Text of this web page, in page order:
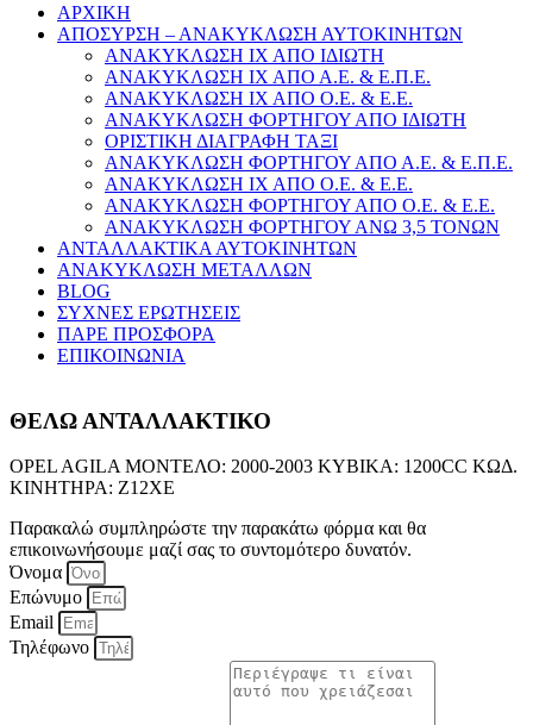
ΑΡΧΙΚΗ
ΑΠΟΣΥΡΣΗ – ΑΝΑΚΥΚΛΩΣΗ ΑΥΤΟΚΙΝΗΤΩΝ
ΑΝΑΚΥΚΛΩΣΗ ΙΧ ΑΠΟ ΙΔΙΩΤΗ
ΑΝΑΚΥΚΛΩΣΗ ΙΧ ΑΠΟ Α.Ε. & Ε.Π.Ε.
ΑΝΑΚΥΚΛΩΣΗ ΙΧ ΑΠΟ Ο.Ε. & Ε.Ε.
ΑΝΑΚΥΚΛΩΣΗ ΦΟΡΤΗΓΟΥ ΑΠΟ ΙΔΙΩΤΗ
ΟΡΙΣΤΙΚΗ ΔΙΑΓΡΑΦΗ ΤΑΞΙ
ΑΝΑΚΥΚΛΩΣΗ ΦΟΡΤΗΓΟΥ ΑΠΟ Α.Ε. & Ε.Π.Ε.
ΑΝΑΚΥΚΛΩΣΗ ΙΧ ΑΠΟ Ο.Ε. & Ε.Ε.
ΑΝΑΚΥΚΛΩΣΗ ΦΟΡΤΗΓΟΥ ΑΠΟ Ο.Ε. & Ε.Ε.
ΑΝΑΚΥΚΛΩΣΗ ΦΟΡΤΗΓΟΥ ΑΝΩ 3,5 ΤΟΝΩΝ
ΑΝΤΑΛΛΑΚΤΙΚΑ ΑΥΤΟΚΙΝΗΤΩΝ
ΑΝΑΚΥΚΛΩΣΗ ΜΕΤΑΛΛΩΝ
BLOG
ΣΥΧΝΕΣ ΕΡΩΤΗΣΕΙΣ
ΠΑΡΕ ΠΡΟΣΦΟΡΑ
ΕΠΙΚΟΙΝΩΝΙΑ
ΘΕΛΩ ΑΝΤΑΛΛΑΚΤΙΚΟ
OPEL AGILA ΜΟΝΤΕΛΟ: 2000-2003 ΚΥΒΙΚΑ: 1200CC ΚΩΔ.
ΚΙΝΗΤΗΡΑ: Z12XE
Παρακαλώ συμπληρώστε την παρακάτω φόρμα και θα
επικοινωνήσουμε μαζί σας το συντομότερο δυνατόν.
Όνομα
Επώνυμο
Email
Τηλέφωνο